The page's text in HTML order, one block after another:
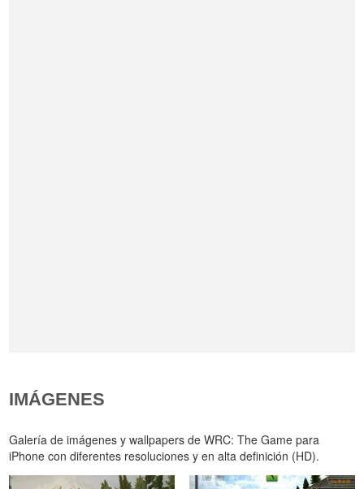
IMÁGENES
Galería de imágenes y wallpapers de WRC: The Game para
iPhone con diferentes resoluciones y en alta definición (HD).